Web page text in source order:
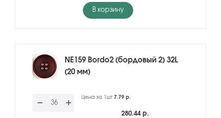
В корзину
NE159 Bordo2 (бордовый 2) 32L
(20 мм)
Цена за 1шт 7.79 р.
280.44 р.